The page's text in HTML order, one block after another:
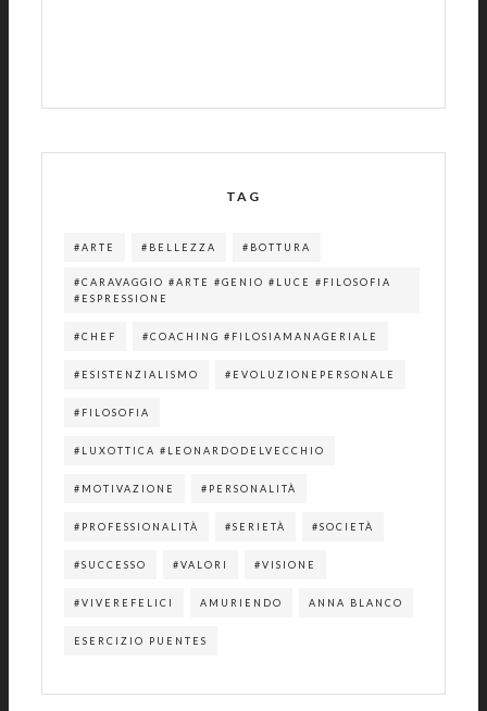
TAG
#ARTE #BELLEZZA #BOTTURA
#CARAVAGGIO #ARTE #GENIO #LUCE #FILOSOFIA
#ESPRESSIONE
#CHEF #COACHING #FILOSIAMANAGERIALE
#ESISTENZIALISMO #EVOLUZIONEPERSONALE
#FILOSOFIA
#LUXOTTICA #LEONARDODELVECCHIO
#MOTIVAZIONE #PERSONALITÀ
#PROFESSIONALITÀ #SERIETÀ #SOCIETÀ
#SUCCESSO #VALORI #VISIONE
#VIVEREFELICI AMURIENDO ANNA BLANCO
ESERCIZIO PUENTES